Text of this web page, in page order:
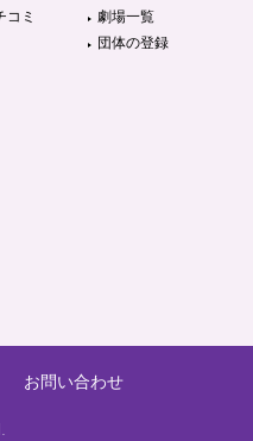
コミ
劇場一覧
団体の登録
お問い合わせ